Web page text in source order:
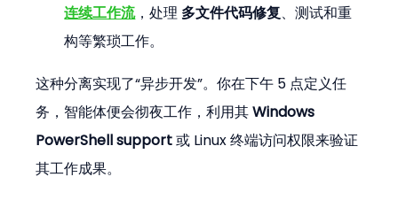
连续工作流，处理 多文件代码修复、测试和重
构等繁琐工作。
这种分离实现了“异步开发”。你在下午 5 点定义任
务，智能体便会彻夜工作，利用其 Windows
PowerShell support 或 Linux 终端访问权限来验证
其工作成果。